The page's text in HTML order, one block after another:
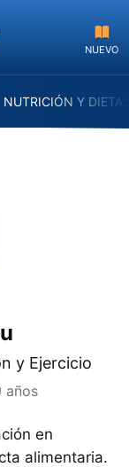
NUEVO
NUTRICIÓN Y
y Ejercicio
años
en
alimentaria.